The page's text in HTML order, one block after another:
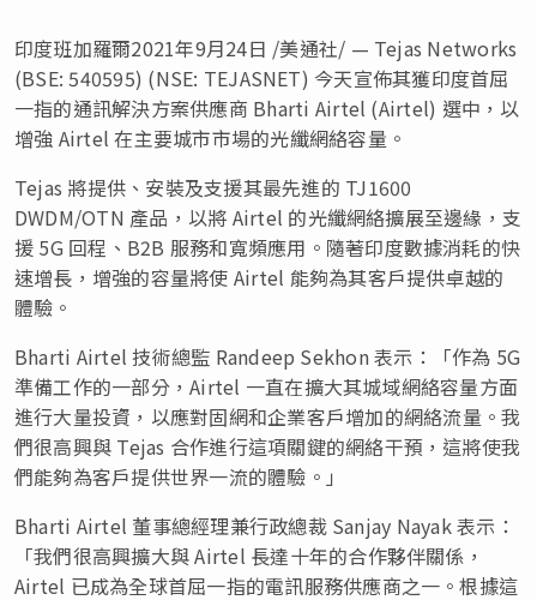
印度班加羅爾2021年9月24日 /美通社/ — Tejas Networks
(BSE: 540595) (NSE: TEJASNET) 今天宣佈其獲印度首屈
一指的通訊解決方案供應商 Bharti Airtel (Airtel) 選中，以
增強 Airtel 在主要城市市場的光纖網絡容量。
Tejas 將提供、安裝及支援其最先進的 TJ1600
DWDM/OTN 產品，以將 Airtel 的光纖網絡擴展至邊緣，支
援 5G 回程、B2B 服務和寬頻應用。隨著印度數據消耗的快
速增長，增強的容量將使 Airtel 能夠為其客戶提供卓越的
體驗。
Bharti Airtel 技術總監 Randeep Sekhon 表示：「作為 5G
準備工作的一部分，Airtel 一直在擴大其城域網絡容量方面
進行大量投資，以應對固網和企業客戶增加的網絡流量。我
們很高興與 Tejas 合作進行這項關鍵的網絡干預，這將使我
們能夠為客戶提供世界一流的體驗。」
Bharti Airtel 董事總經理兼行政總裁 Sanjay Nayak 表示：
「我們很高興擴大與 Airtel 長達十年的合作夥伴關係，
Airtel 已成為全球首屈一指的電訊服務供應商之一。根據這